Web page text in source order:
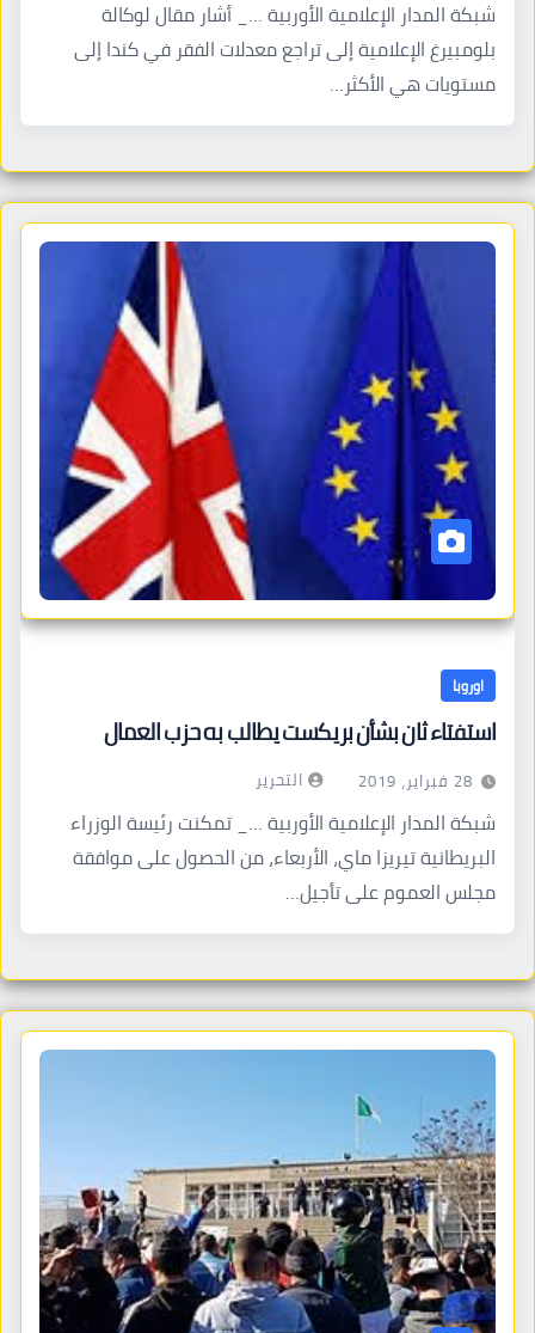
شبكة المدار الإعلامية الأوربية …_ أشار مقال لوكالة
بلومبيرغ الإعلامية إلى تراجع معدلات الفقر في كندا إلى
مستويات هي الأكثر…
اوروبا
استفتاء ثان بشأن بريكست يطالب به حزب العمال
28 فبراير، 2019 التحرير
شبكة المدار الإعلامية الأوربية …_ تمكنت رئيسة الوزراء
البريطانية تيريزا ماي، الأربعاء، من الحصول على موافقة
مجلس العموم على تأجيل…